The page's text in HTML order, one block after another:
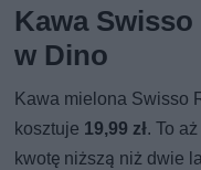
Kawa
w Dino
Kawa mielona Swisso
kosztuje 19,99 zł. To
kwotę niższą niż dwie